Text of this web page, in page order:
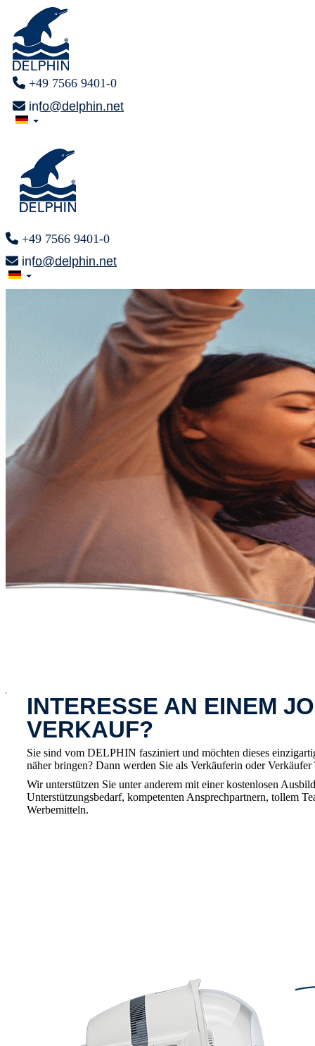
+49 7566 9401-0
info@delphin.net
+49 7566 9401-0
info@delphin.net
x
INTERESSE AN EINEM
VERKAUF?
Sie sind vom DELPHIN fasziniert und möchten dieses
näher bringen? Dann werden Sie als Verkäuferin oder
Wir unterstützen Sie unter anderem mit einer kostenlosen
Unterstützungsbedarf, kompetenten Ansprechpartnern, tollem
Werbemitteln.